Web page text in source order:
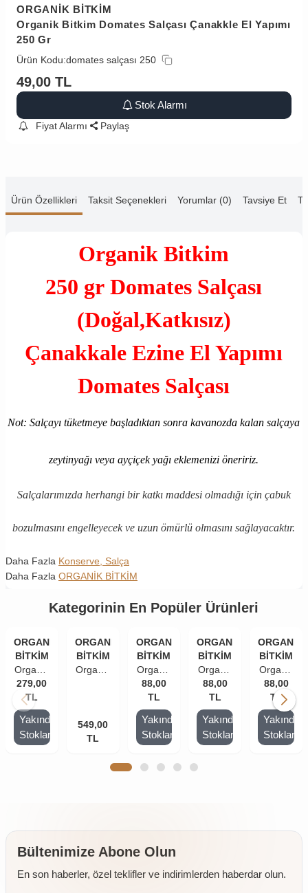
ORGANİK BİTKİM
Organik Bitkim Domates Salçası Çanakkle El Yapımı
250 Gr
Ürün Kodu:domates salçası 250
49,00 TL
Stok Alarmı
Fiyat Alarmı Paylaş
Ürün Özellikleri Taksit Seçenekleri Yorumlar (0) Tavsiye Et
Organik Bitkim
250 gr Domates Salçası
(Doğal,Katkısız)
Çanakkale Ezine El Yapımı
Domates Salçası
Not: Salçayı tüketmeye başladıktan sonra kavanozda kalan salçaya
zeytinyağı veya ayçiçek yağı eklemenizi öneririz.
Salçalarımızda herhangi bir katkı maddesi olmadığı için çabuk
bozulmasını engelleyecek ve uzun ömürlü olmasını sağlayacaktır.
Daha Fazla Konserve, Salça
Daha Fazla ORGANİK BİTKİM
Kategorinin En Popüler Ürünleri
ORGANİK
BİTKİM
Organik
Bitkim
Domates
Salçası
Çanakkle
El
279,00
TL
Yakında
Stoklarda
ORGANİK
BİTKİM
Organik
Salçası
El
549,00
TL
ORGANİK
BİTKİM
Organik
Bitkim
Domates
Salçası
Çanakkle
El
500 Gr
88,00
TL
Yakında
Stoklarda
ORGANİK
BİTKİM
Organik
Bitkim
Tatlı
Biber
Salçası
El
88,00
TL
Yakında
Stoklarda
ORGANİK
BİTKİM
Organik
Bitkim
Acı
Biber
Salçası
El
88,00
TL
Yakında
Stoklarda
Bültenimize Abone Olun
En son haberler, özel teklifler ve indirimlerden haberdar olun.